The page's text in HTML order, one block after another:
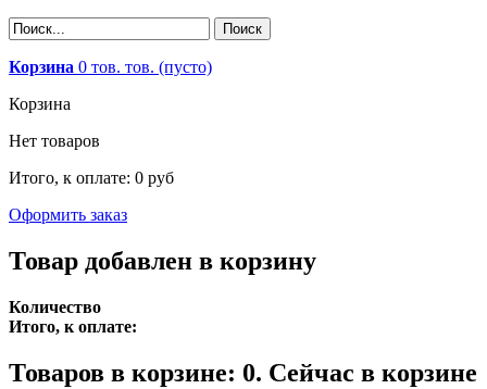
Корзина 0 тов. тов. (пусто)
Корзина
Нет товаров
Итого, к оплате: 0 руб
Оформить заказ
Товар добавлен в корзину
Количество
Итого, к оплате:
Товаров в корзине: 0. Сейчас в корзине